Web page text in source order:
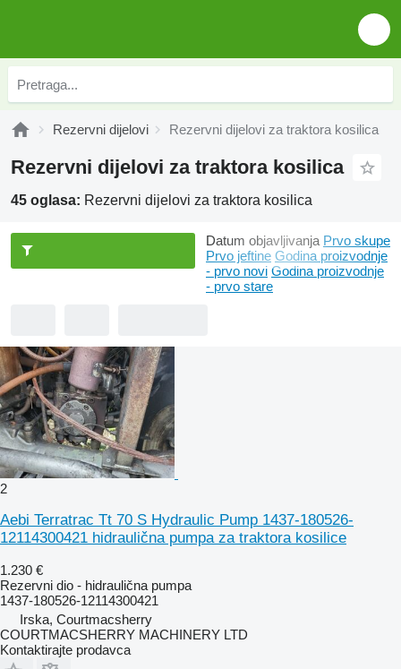
Rezervni dijelovi Rezervni dijelovi za traktora kosilica
Rezervni dijelovi za traktora kosilica
45 oglasa: Rezervni dijelovi za traktora kosilica
Datum objavljivanja Prvo skupe
Prvo jeftine Godina proizvodnje
- prvo novi Godina proizvodnje
- prvo stare
2
Aebi Terratrac Tt 70 S Hydraulic Pump 1437-180526-
12114300421 hidraulična pumpa za traktora kosilice
1.230 €
Rezervni dio - hidraulična pumpa
1437-180526-12114300421
Irska, Courtmacsherry
COURTMACSHERRY MACHINERY LTD
Kontaktirajte prodavca